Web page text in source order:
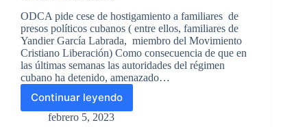
ODCA pide cese de hostigamiento a familiares de
presos políticos cubanos ( entre ellos, familiares de
Yandier García Labrada, miembro del Movimiento
Cristiano Liberación) Como consecuencia de que en
las últimas semanas las autoridades del régimen
cubano ha detenido, amenazado…
Continuar leyendo
ODCA
pide
febrero 5, 2023